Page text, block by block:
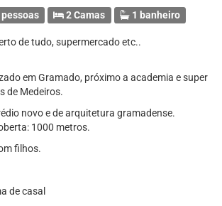
pessoas 2 Camas 1 banheiro
de tudo, supermercado etc..
em Gramado, próximo a academia e super
de Medeiros.
novo e de arquitetura gramadense.
1000 metros.
filhos.
de casal